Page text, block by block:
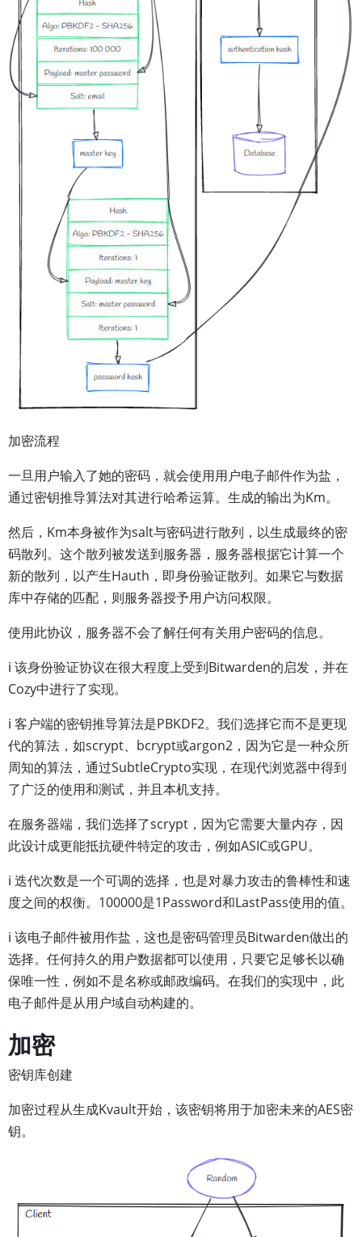
加密流程
一旦用户输入了她的密码，就会使用用户电子邮件作为盐，
通过密钥推导算法对其进行哈希运算。生成的输出为Km。
然后，Km本身被作为salt与密码进行散列，以生成最终的密
码散列。这个散列被发送到服务器，服务器根据它计算一个
新的散列，以产生Hauth，即身份验证散列。如果它与数据
库中存储的匹配，则服务器授予用户访问权限。
使用此协议，服务器不会了解任何有关用户密码的信息。
ℹ️ 该身份验证协议在很大程度上受到Bitwarden的启发，并在
Cozy中进行了实现。
ℹ️ 客户端的密钥推导算法是PBKDF2。我们选择它而不是更现
代的算法，如scrypt、bcrypt或argon2，因为它是一种众所
周知的算法，通过SubtleCrypto实现，在现代浏览器中得到
了广泛的使用和测试，并且本机支持。
在服务器端，我们选择了scrypt，因为它需要大量内存，因
此设计成更能抵抗硬件特定的攻击，例如ASIC或GPU。
ℹ️ 迭代次数是一个可调的选择，也是对暴力攻击的鲁棒性和速
度之间的权衡。100000是1Password和LastPass使用的值。
ℹ️ 该电子邮件被用作盐，这也是密码管理员Bitwarden做出的
选择。任何持久的用户数据都可以使用，只要它足够长以确
保唯一性，例如不是名称或邮政编码。在我们的实现中，此
电子邮件是从用户域自动构建的。
加密
密钥库创建
加密过程从生成Kvault开始，该密钥将用于加密未来的AES密
钥。